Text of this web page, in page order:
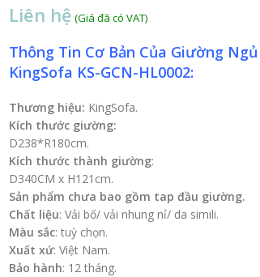
Liên hệ
Thông Tin Cơ Bản Của Giường
KingSofa KS-GCN-HL0002:
Thương hiệu: KingSofa.
Kích thước giường:
D238*R180cm.
Kích thước thành giường:
D340CM x H121cm.
Sản phẩm chưa bao gồm tap đầu giường.
Chất liệu: Vải bố/ vải nhung nỉ/ da simili.
Màu sắc: tuỳ chọn.
Xuất xứ: Việt Nam.
Bảo hành: 12 tháng.